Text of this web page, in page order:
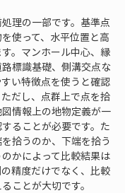
理の一部です。基準点
使って、水平位置と高
。マンホール中心、縁
標識基礎、側溝交点な
い特徴点を使うと確認
だし、点群上で点を拾
情報上の地物定義が一
ることが必要です。た
拾うのか、下端を拾う
かによって比較結果は
精度だけでなく、比較
ことが大切です。